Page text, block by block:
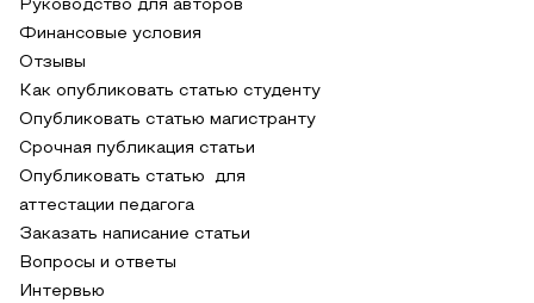
Руководство для авторов
Финансовые условия
Отзывы
Как опубликовать статью студенту
Опубликовать статью магистранту
Срочная публикация статьи
Опубликовать статью для
аттестации педагога
Заказать написание статьи
Вопросы и ответы
Интервью